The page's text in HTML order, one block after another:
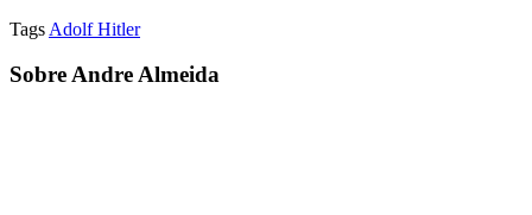
Tags Adolf Hitler
Sobre Andre Almeida